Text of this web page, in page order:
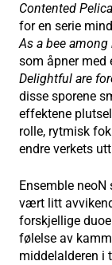
Contented
for en serie
As a bee
som åpner med
Delightful are
disse sporene
effektene
rolle, rytmisk
endre verkets
Ensemble
vært litt
forskjellige
følelse av
middelalderen i